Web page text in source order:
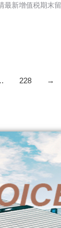
最新增值税期末留
228 →